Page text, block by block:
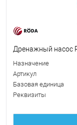
Дренажный насос
Назначение
Артикул
Базовая единица
Реквизиты